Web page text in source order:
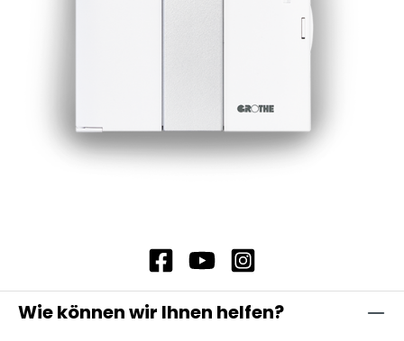
Wie können wir Ihnen helfen?